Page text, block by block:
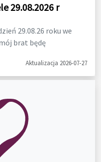
29.08.2026 r
29.08.26 roku we
brat będę
Aktualizacja 2026-07-27